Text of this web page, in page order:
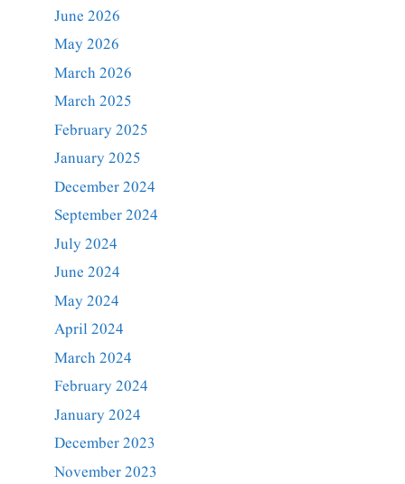
June 2026
May 2026
March 2026
March 2025
February 2025
January 2025
December 2024
September 2024
July 2024
June 2024
May 2024
April 2024
March 2024
February 2024
January 2024
December 2023
November 2023